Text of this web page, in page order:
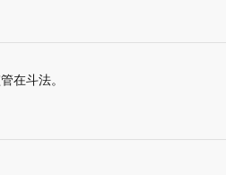
在斗法。